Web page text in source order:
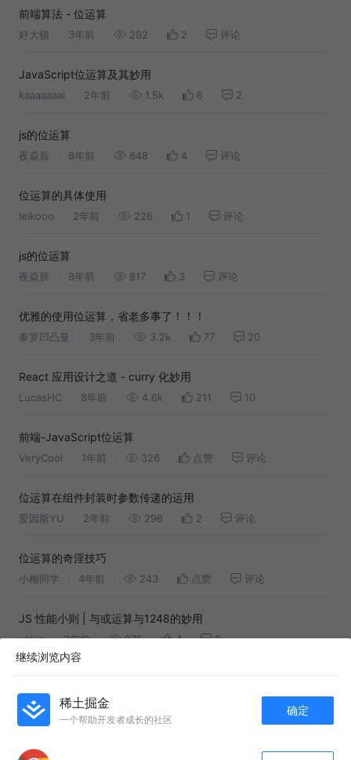
前端算法 - 位运算
好大猫 3年前 292 2 评论
JavaScript位运算及其妙用
kaaaaaaai 2年前 1.5k 6 2
js的位运算
夜焱辰 8年前 648 4 评论
位运算的具体使用
leikooo 2年前 226 1 评论
js的位运算
夜焱辰 8年前 817 3 评论
优雅的使用位运算，省老多事了！！！
泰罗凹凸曼 3年前 3.2k 77 20
React 应用设计之道 - curry 化妙用
LucasHC 8年前 4.6k 211 10
前端-JavaScript位运算
VeryCool 1年前 326 点赞 评论
位运算在组件封装时参数传递的运用
爱因斯YU 2年前 296 2 评论
位运算的奇淫技巧
小梅同学 4年前 243 点赞 评论
JS 性能小则 | 与或运算与1248的妙用
xekin 3年前 975 4 2
前端进阶必备技能-JS位运算
有活Hopped 3年前
继续浏览内容
稀土掘金
一个帮助开发者成长的社区
确定